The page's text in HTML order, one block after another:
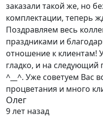
заказали такой же, но
комплектации, теперь
Поздравляем весь
праздниками и
отношение к клиентам!
гладко, и на следующий
^__^. Уже советуем Вас
процветания и много
Олег
9 лет назад